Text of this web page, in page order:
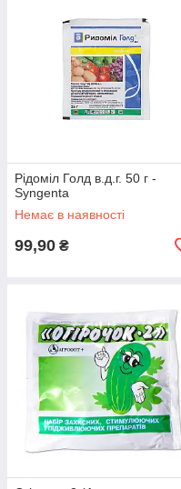
Рідоміл Голд в.д.г. 50 г -
Syngenta
Немає в наявності
99,90 ₴